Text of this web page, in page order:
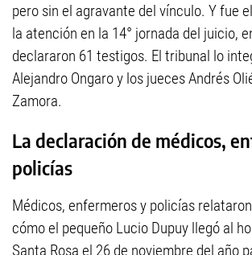
pero sin el agravante del vínculo. Y fue
la atención en la 14° jornada del juicio,
declararon 61 testigos. El tribunal lo
Alejandro Ongaro y los jueces Andrés
Zamora.
La declaración de médicos,
policías
Médicos, enfermeros y policías
cómo el pequeño Lucio Dupuy llegó al
Santa Rosa el 26 de noviembre del año